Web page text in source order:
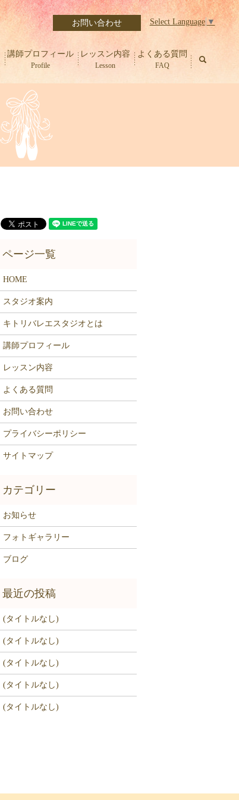
Select Language ▼
お問い合わせ
講師プロフィール
Profile
レッスン内容
Lesson
よくある質問
FAQ
HOME
スタジオ案内
キトリバレエスタジオとは
講師プロフィール
レッスン内容
よくある質問
お問い合わせ
プライバシーポリシー
サイトマップ
お知らせ
フォトギャラリー
ブログ
(タイトルなし)
(タイトルなし)
(タイトルなし)
(タイトルなし)
(タイトルなし)